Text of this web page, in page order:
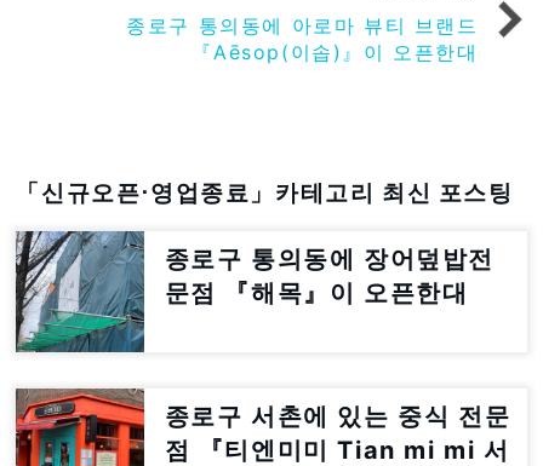
종로구 통의동에 아로마 뷰티 브랜드
『Aēsop(이솝)』이 오픈한대
「신규오픈⋅영업종료」카테고리 최신 포스팅
종로구 통의동에 장어덮밥전
문점 『해목』이 오픈한대
종로구 서촌에 있는 중식 전문
점 『티엔미미 Tian mi mi 서